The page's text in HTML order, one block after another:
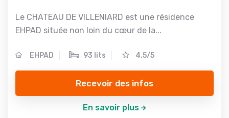
Le CHATEAU DE VILLENIARD est une résidence
EHPAD située non loin du cœur de la...
EHPAD 93 lits 4.5/5
Recevoir des infos
En savoir plus